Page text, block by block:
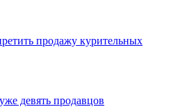
продажу курительных
девять продавцов